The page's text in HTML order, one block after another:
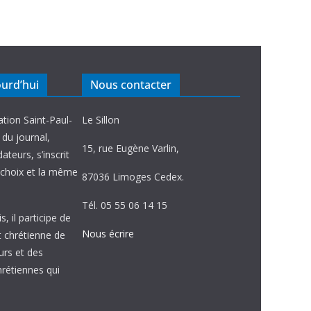
Saint-Paul-
journal,
s’inscrit
et la même
il participe de
chrétienne de
et des
qui
Nous contacter
Le Sillon
15, rue Eugène Varlin,
87036 Limoges Cedex.
Tél. 05 55 06 14 15
Nous écrire